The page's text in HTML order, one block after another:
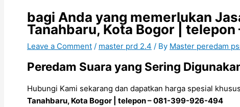
bagi Anda yang memerlukan
Tanahbaru, Kota Bogor |
Leave a Comment / master prd 2.4 / By Master peredam
Peredam Suara yang Sering
Hubungi Kami sekarang dan dapatkan harga spesial
Tanahbaru, Kota Bogor | telepon – 081-399-926-494